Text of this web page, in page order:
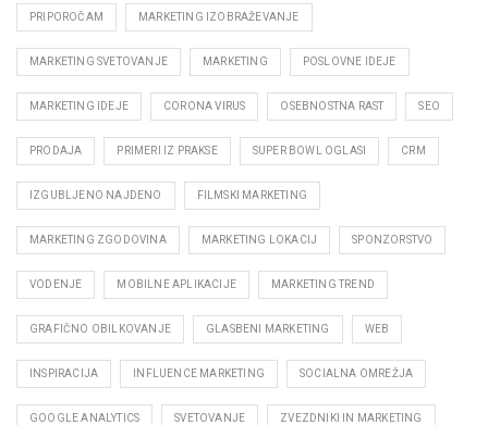
PRIPOROČAM MARKETING IZOBRAŽEVANJE
MARKETING SVETOVANJE MARKETING POSLOVNE IDEJE
MARKETING IDEJE CORONA VIRUS OSEBNOSTNA RAST SEO
PRODAJA PRIMERI IZ PRAKSE SUPER BOWL OGLASI CRM
IZGUBLJENO NAJDENO FILMSKI MARKETING
MARKETING ZGODOVINA MARKETING LOKACIJ SPONZORSTVO
VODENJE MOBILNE APLIKACIJE MARKETING TREND
GRAFIČNO OBILKOVANJE GLASBENI MARKETING WEB
INSPIRACIJA INFLUENCE MARKETING SOCIALNA OMREŽJA
GOOGLE ANALYTICS SVETOVANJE ZVEZDNIKI IN MARKETING